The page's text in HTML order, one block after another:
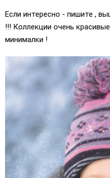
Если интересно - пишите ,
!!! Коллекции очень
минималки !